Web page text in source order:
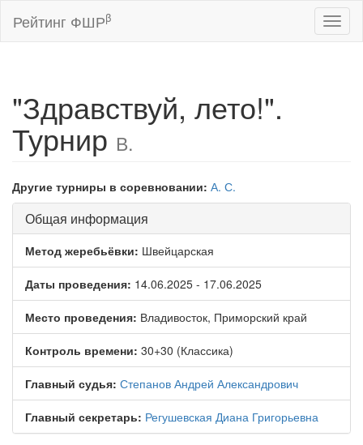
Рейтинг ФШРβ
"Здравствуй, лето!".
Турнир В.
Другие турниры в соревновании: А. С.
Общая информация
Метод жеребьёвки: Швейцарская
Даты проведения: 14.06.2025 - 17.06.2025
Место проведения: Владивосток, Приморский край
Контроль времени: 30+30 (Классика)
Главный судья: Степанов Андрей Александрович
Главный секретарь: Регушевская Диана Григорьевна